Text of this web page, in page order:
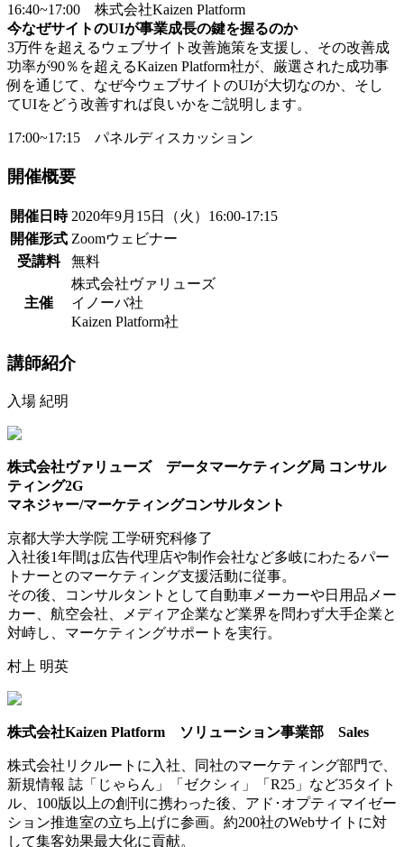
16:40~17:00 株式会社Kaizen Platform
今なぜサイトのUIが事業成長の鍵を握るのか
3万件を超えるウェブサイト改善施策を支援し、その改善成
功率が90％を超えるKaizen Platform社が、厳選された成功事
例を通じて、なぜ今ウェブサイトのUIが大切なのか、そし
てUIをどう改善すれば良いかをご説明します。
17:00~17:15 パネルディスカッション
開催概要
開催日時 2020年9月15日（火）16:00-17:15
開催形式 Zoomウェビナー
受講料
無料
主催
株式会社ヴァリューズ
イノーバ社
Kaizen Platform社
講師紹介
入場 紀明
株式会社ヴァリューズ データマーケティング局 コンサル
ティング2G
マネジャー/マーケティングコンサルタント
京都大学大学院 工学研究科修了
入社後1年間は広告代理店や制作会社など多岐にわたるパー
トナーとのマーケティング支援活動に従事。
その後、コンサルタントとして自動車メーカーや日用品メー
カー、航空会社、メディア企業など業界を問わず大手企業と
対峙し、マーケティングサポートを実行。
村上 明英
株式会社Kaizen Platform ソリューション事業部 Sales
株式会社リクルートに入社、同社のマーケティング部門で、
新規情報 誌「じゃらん」「ゼクシィ」「R25」など35タイト
ル、100版以上の創刊に携わった後、アド･オプティマイゼー
ション推進室の立ち上げに参画。約200社のWebサイトに対
して集客効果最大化に貢献。